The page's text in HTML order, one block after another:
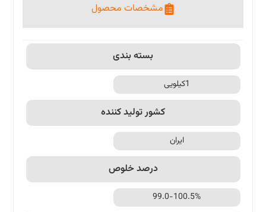
مشخصات محصول
بسته بندی
1کیلویی
کشور تولید کننده
ایران
درصد خلوص
99.0-100.5%